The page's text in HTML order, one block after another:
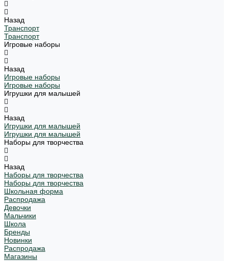
Назад
Транспорт
Транспорт
Игровые наборы
Назад
Игровые наборы
Игровые наборы
Игрушки для малышей
Назад
Игрушки для малышей
Игрушки для малышей
Наборы для творчества
Назад
Наборы для творчества
Наборы для творчества
Школьная форма
Распродажа
Девочки
Мальчики
Школа
Бренды
Новинки
Распродажа
Магазины